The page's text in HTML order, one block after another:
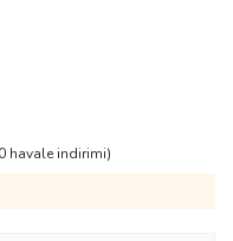
havale indirimi)